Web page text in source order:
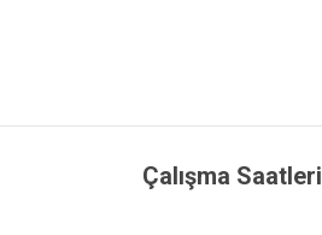
Çalışma Saatleri